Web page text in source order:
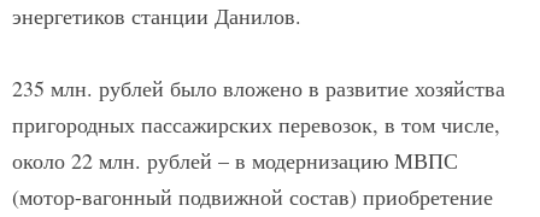
энергетиков станции Данилов.
235 млн. рублей было вложено в развитие хозяйства
пригородных пассажирских перевозок, в том числе,
около 22 млн. рублей – в модернизацию МВПС
(мотор-вагонный подвижной состав) приобретение